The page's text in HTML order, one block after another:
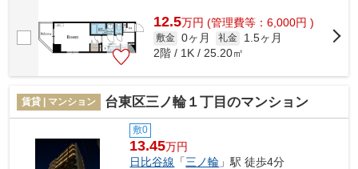
12.5万円 (管理費等：6,000円 )
敷金 0ヶ月 礼金
1.5ヶ月
2階 / 1K / 25.20㎡
賃貸 | マンション 台東区三ノ輪１丁目のマンション
敷0
13.45万円
日比谷線 「三ノ輪 」駅 徒歩4分